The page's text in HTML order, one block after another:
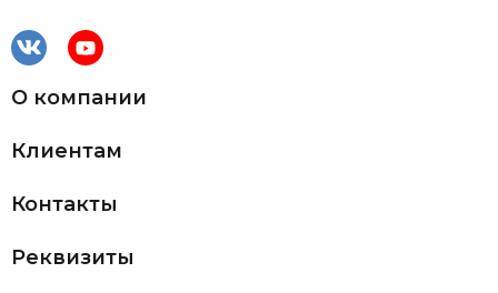
О компании
Клиентам
Контакты
Реквизиты